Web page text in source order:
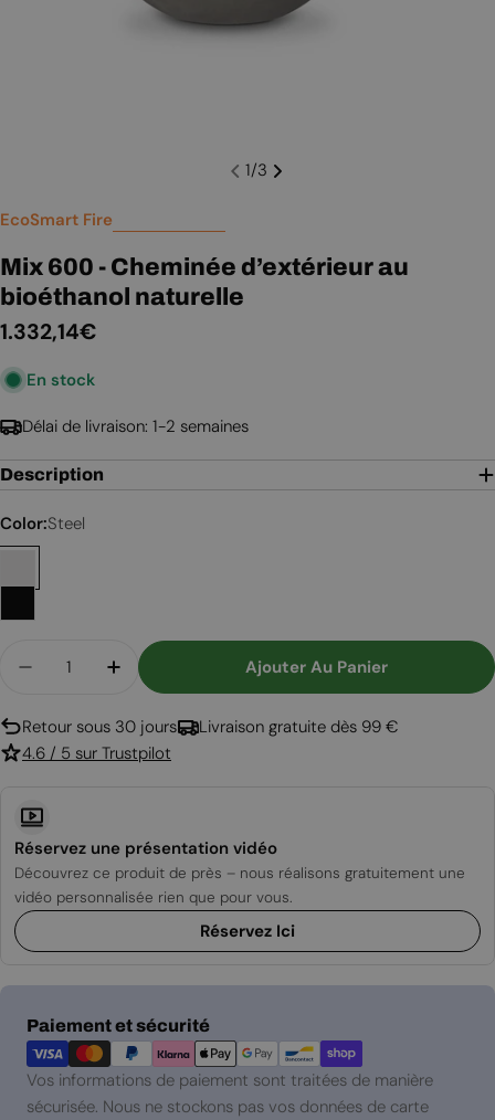
1/3
EcoSmart Fire
Mix 600 - Cheminée d’extérieur au
bioéthanol naturelle
Prix
régulier
1.332,14€
En stock
Délai de livraison: 1-2 semaines
Description
Color:Steel
Diminuer La Quantité Pour Mix 600 -
Augmenter La Quantité Pour Mix 600
Ajouter Au Panier
Retour sous 30 jours
Livraison gratuite dès 99 €
4.6 / 5 sur Trustpilot
Réservez une présentation vidéo
Découvrez ce produit de près – nous réalisons gratuitement une
vidéo personnalisée rien que pour vous.
Réservez Ici
Paiement et sécurité
Modes
de
paiement
Vos informations de paiement sont traitées de manière
sécurisée. Nous ne stockons pas vos données de carte